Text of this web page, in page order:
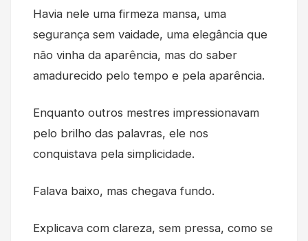
Havia nele uma firmeza mansa, uma
segurança sem vaidade, uma elegância que
não vinha da aparência, mas do saber
amadurecido pelo tempo e pela aparência.
Enquanto outros mestres impressionavam
pelo brilho das palavras, ele nos
conquistava pela simplicidade.
Falava baixo, mas chegava fundo.
Explicava com clareza, sem pressa, como se